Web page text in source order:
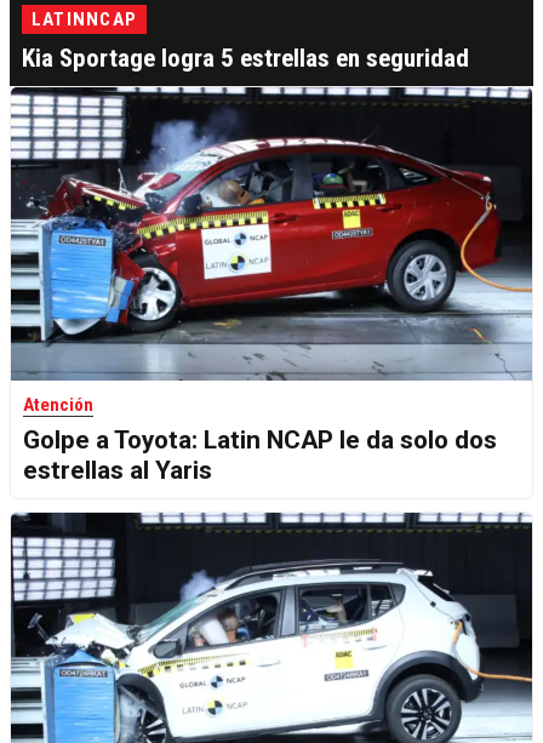
LATINNCAP
Kia Sportage logra 5 estrellas en seguridad
Atención
Golpe a Toyota: Latin NCAP le da solo dos
estrellas al Yaris